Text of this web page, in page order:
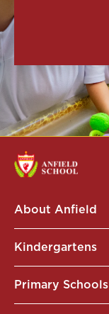
About Anfield
Kindergartens
Primary Schools